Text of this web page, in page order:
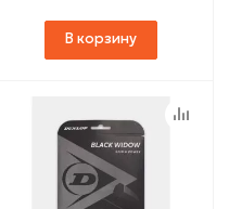
В корзину